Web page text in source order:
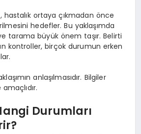
hastalık ortaya çıkmadan önce
hedefler. Bu yaklaşımda
tarama büyük önem taşır. Belirti
kontroller, birçok durumun erken
anlaşılmasıdır. Bilgiler
Durumları